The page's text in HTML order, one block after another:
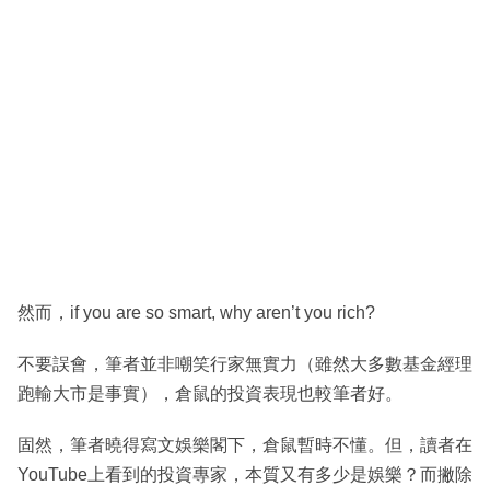
然而，if you are so smart, why aren’t you rich?
不要誤會，筆者並非嘲笑行家無實力（雖然大多數基金經理
跑輸大市是事實），倉鼠的投資表現也較筆者好。
固然，筆者曉得寫文娛樂閣下，倉鼠暫時不懂。但，讀者在
YouTube上看到的投資專家，本質又有多少是娛樂？而撇除